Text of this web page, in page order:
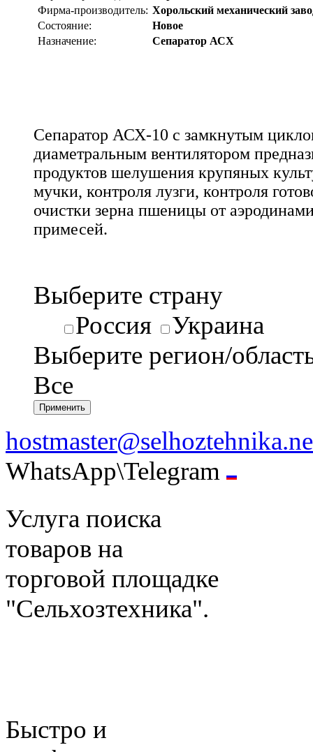
Фирма-производитель: Хорольский механический
Состояние:
Новое
Назначение:
Сепаратор АСХ
Сепаратор АСХ-10 с замкнутым
диаметральным вентилятором
продуктов шелушения крупяных
мучки, контроля лузги, контроля
очистки зерна пшеницы от
примесей.
Выберите страну
Россия
Украина
Выберите регион/
Все
WhatsApp\Telegram
Услуга поиска
товаров на
торговой площадке
"Сельхозтехника".
Быстро и